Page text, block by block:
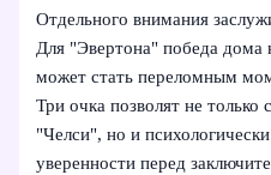
Отдельного внимания
Для "Эвертона" победа
может стать переломным
Три очка позволят не только
"Челси", но и
уверенности перед